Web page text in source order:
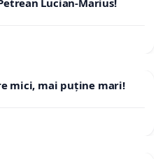
mici, mai puține mari!